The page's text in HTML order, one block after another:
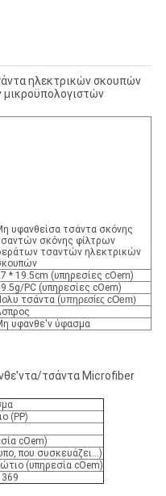
ηλεκτρικών σκουπών
μικροϋπολογιστών
υφανθείσα τσάντα σκόνης
σκόνης φίλτρων
τσαντών ηλεκτρικών
* 19.5cm (υπηρεσίες cOem)
PC (υπηρεσίες cOem)
τσάντα (υπηρεσίες cOem)
υφανθε'ν ύφασμα
τσάντα Microfiber
(PP)
cOem)
που συσκευάζει…)
(υπηρεσία cOem)